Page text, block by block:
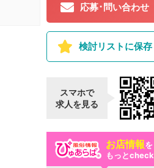
応募･問い合わせ
検討リストに保存
スマホで
求人を見る
お店情報を
もっとcheck